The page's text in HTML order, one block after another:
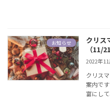
お知らせ
クリス
（11/
2022年
クリス
案内で
富にし